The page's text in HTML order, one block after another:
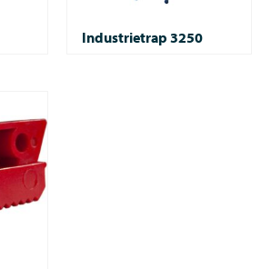
Industrietrap 3250